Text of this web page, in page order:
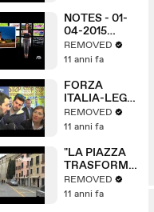
NOTES - 01-
04-2015
(A3Replay)
REMOVED
11 anni fa
FORZA
ITALIA-LEGA:
ACCORDO IN
DIRITTURA
REMOVED
11 anni fa
"LA PIAZZA
TRASFORMA
TA IN
PARCHEGGIO
REMOVED
11 anni fa